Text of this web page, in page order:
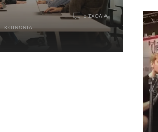
ΚΟΙΝΩΝΊΑ
0 ΣΧΌΛΙΑ